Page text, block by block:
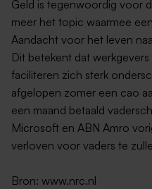
Geld is tegenwoordig voor
meer het topic waarmee
Aandacht voor het leven
Dit betekent dat
faciliteren zich sterk
afgelopen zomer een cao
een maand betaald
Microsoft en ABN Amro
verloven voor vaders te
Bron: www.nrc.nl